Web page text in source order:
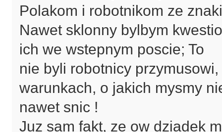
Polakom i robotnikom ze
Nawet sklonny bylbym
ich we wstepnym poscie; To
nie byli robotnicy
warunkach, o jakich mysmy
nawet snic !
Juz sam fakt, ze ow dziadek